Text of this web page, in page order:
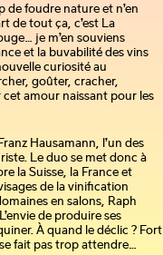
de foudre nature et n’en
de tout ça, c’est La
je m’en souviens
et la buvabilité des vins
curiosité au
goûter, cracher,
amour naissant pour les
Hausamann, l’un des
Le duo se met donc à
la Suisse, la France et
de la vinification
en salons, Raph
de produire ses
À quand le déclic ? Fort
fait pas trop attendre…